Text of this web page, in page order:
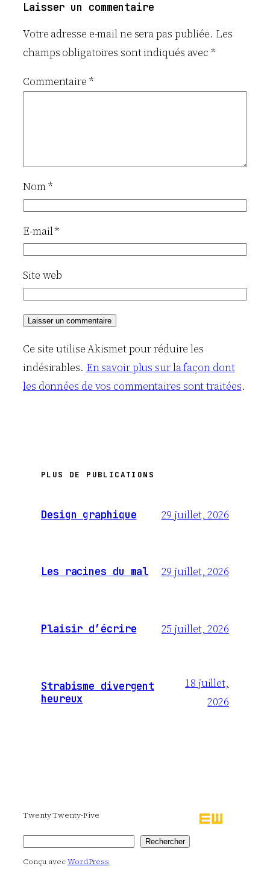
Laisser un commentaire
Votre adresse e-mail ne sera pas publiée. Les
champs obligatoires sont indiqués avec*
Commentaire *
Nom*
E-mail*
Site web
Ce site utilise Akismet pour réduire les
indésirables. En savoir plus sur la façon dont
les données de vos commentaires sont traitées.
PLUS DE PUBLICATIONS
Design graphique 29 juillet, 2026
Les racines du mal 29 juillet, 2026
Plaisir d’écrire 25 juillet, 2026
Strabisme divergent
heureux
18 juillet,
2026
Twenty Twenty-Five
Rechercher
Conçu avecWordPress